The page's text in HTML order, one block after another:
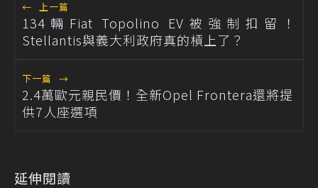
← 上一篇
134輛Fiat Topolino EV被強制扣留！
Stellantis與義大利政府真的槓上了？
下一篇 →
2.4萬歐元親民價！全新Opel Frontera還將提
供7人座選項
延伸閱讀